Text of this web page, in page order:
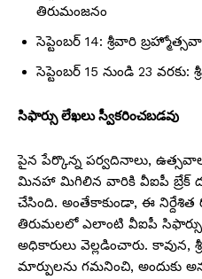
తిరుమంజనం
సెప్టెంబర్ 14: శ్రీవారి
సెప్టెంబర్ 15 నుండి 23
సిఫార్సు లేఖలు స్వీకరించబడవు
పైన పేర్కొన్న పర్వదినాలు,
మినహా మిగిలిన వారికి వీఐపీ బ్రేక్
చేసింది. అంతేకాకుండా, ఈ నిర్దేశిత
తిరుమలలో ఎలాంటి వీఐపీ సిఫార్సు
అధికారులు వెల్లడించారు. కావున,
మార్పులను గమనించి, అందుకు